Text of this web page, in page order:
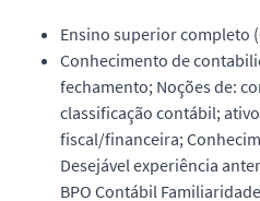
Ensino superior completo
Conhecimento de
fechamento; Noções de:
classificação contábil;
fiscal/financeira;
Desejável experiência
BPO Contábil